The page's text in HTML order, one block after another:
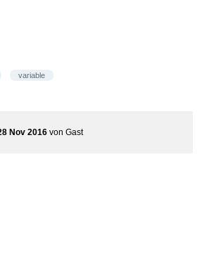
variable
Nov 2016 von Gast